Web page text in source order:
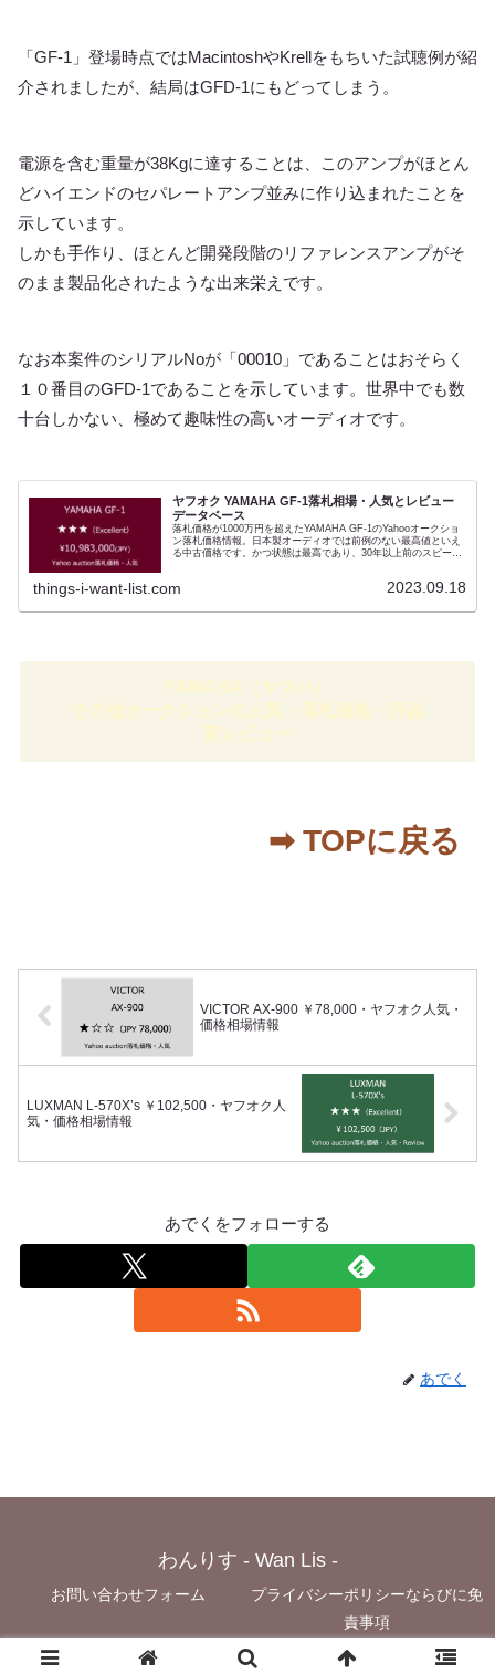
「GF-1」登場時点ではMacintoshやKrellをもちいた試聴例が紹
介されましたが、結局はGFD-1にもどってしまう。
電源を含む重量が38Kgに達することは、このアンプがほとん
どハイエンドのセパレートアンプ並みに作り込まれたことを
示しています。
しかも手作り、ほとんど開発段階のリファレンスアンプがそ
のまま製品化されたような出来栄えです。
なお本案件のシリアルNoが「00010」であることはおそらく
１０番目のGFD-1であることを示しています。世界中でも数
十台しかない、極めて趣味性の高いオーディオです。
ヤフオク YAMAHA GF-1落札相場・人気とレビュー
データベース
落札価格が1000万円を超えたYAMAHA GF-1のYahooオークショ
ン落札価格情報。日本製オーディオでは前例のない最高値といえ
る中古価格です。かつ状態は最高であり、30年以上前のスピーカ
ほど管理が行き届いており、振動板・キャビネットともに傷ひと
り・専用駆動アンプ（GFD-1）がない状態で
GF-1の指標となるものです。その音質は登場時、雑誌メディアに
高価格に位置するスピーカーであり、かつ大企業であるYAMAHA
がまるでガレージメーカーのような開発方針をとったことでも話
題となったオーディオ。30年を経て同様のスピーカーは作ること
ができず、いまや中古は定価の2倍を超える価値をもちました。
同時期の競合スピーカーはVictor SX-1000 Laboratory・
っても際立ったモデルです。
things-i-want-list.com 2023.09.18
YAMAHA（ヤマハ）
その他オークションの人気・落札価格・評論
家レビュー
➡︎ TOPに戻る
VICTOR AX-900 ￥78,000・ヤフオク人気・
価格相場情報
LUXMAN L-570X’s ￥102,500・ヤフオク人
気・価格相場情報
あでくをフォローする
あでく
わんりす - Wan Lis -
お問い合わせフォーム
プライバシーポリシーならびに免
責事項
© 2021 わんりす - Wan Lis -.